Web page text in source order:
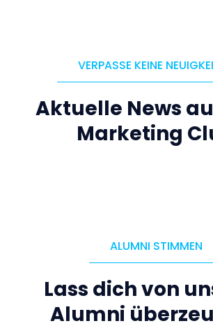
VERPASSE KEINE
Aktuelle News
Marketing
ALUMNI STIMMEN
Lass dich von
Alumni